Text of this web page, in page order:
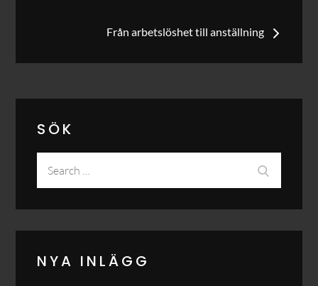
Från arbetslöshet till anställning
SÖK
NYA INLÄGG